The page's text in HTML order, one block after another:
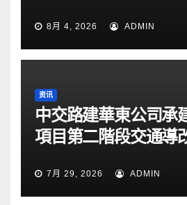
8月 4, 2026 ADMIN
资讯
中交路建華東公司承
項目第二階段交通導
7月 29, 2026 ADMIN